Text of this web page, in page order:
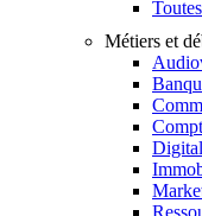
Métiers et